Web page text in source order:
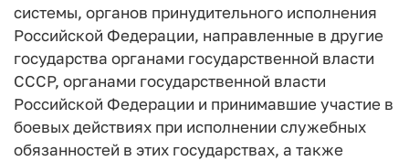
системы, органов принудительного исполнения
Российской Федерации, направленные в другие
государства органами государственной власти
СССР, органами государственной власти
Российской Федерации и принимавшие участие в
боевых действиях при исполнении служебных
обязанностей в этих государствах, а также